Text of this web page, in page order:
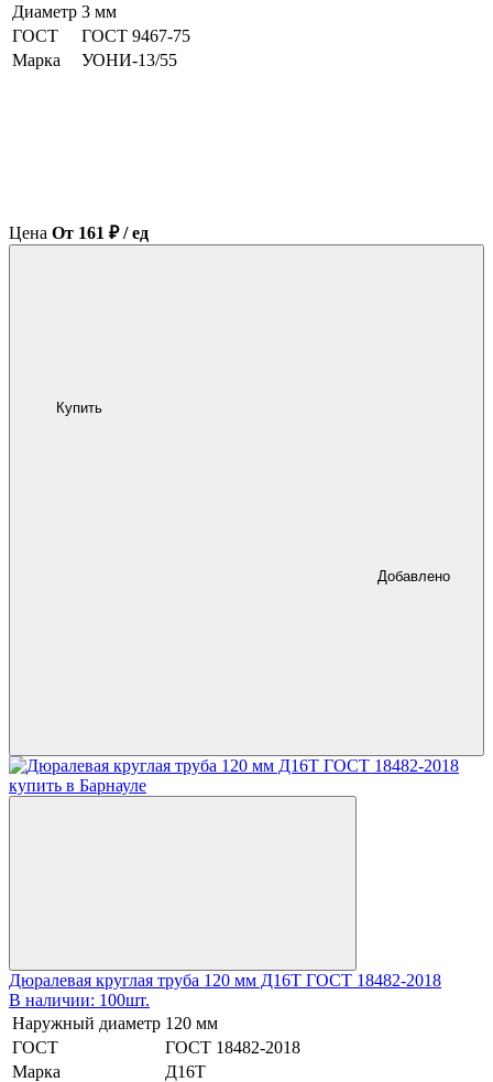
Диаметр 3 мм
ГОСТ
ГОСТ 9467-75
Марка
УОНИ-13/55
Цена От 161 ₽ / ед
Купить
Добавлено
Дюралевая круглая труба 120 мм Д16Т ГОСТ 18482-2018
В наличии: 100шт.
Наружный диаметр 120 мм
ГОСТ
ГОСТ 18482-2018
Марка
Д16Т